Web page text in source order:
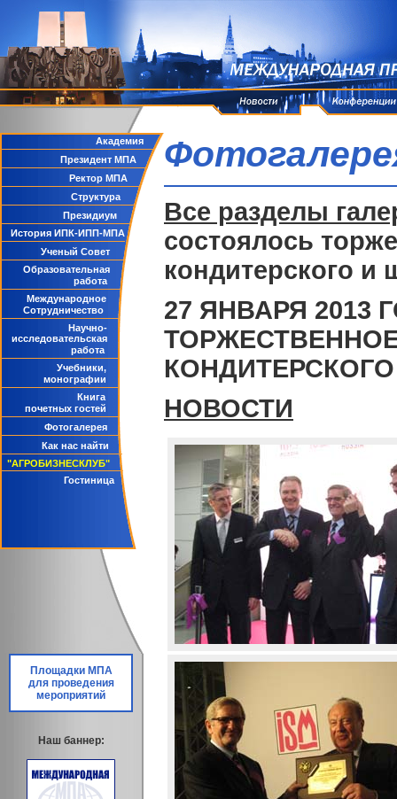
Академия
Президент МПА
Ректор МПА
Структура
Президиум
История ИПК-ИПП-МПА
Ученый Совет
Образовательная
работа
Международное
Сотрудничество
Научно-
исследовательская
работа
Учебники,
монографии
Книга
почетных гостей
Фотогалерея
Как нас найти
"АГРОБИЗНЕСКЛУБ"
Гостиница
Площадки МПА
для проведения
мероприятий
Наш баннер:
Все разделы
состоялось
кондитерского и
27 ЯНВАРЯ 2013
НОВОСТИ